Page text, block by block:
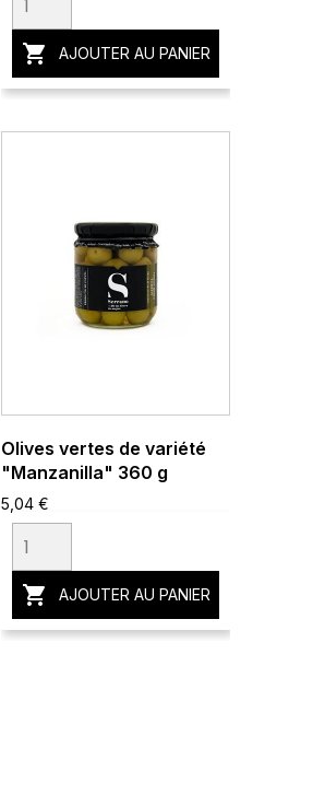
 AJOUTER AU PANIER
Olives vertes de variété
"Manzanilla" 360 g
5,04 €
 AJOUTER AU PANIER